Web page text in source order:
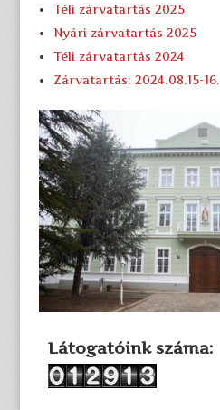
Téli zárvatartás 2025
Nyári zárvatartás 2025
Téli zárvatartás 2024
Zárvatartás: 2024.08.15-16.
Látogatóink száma: